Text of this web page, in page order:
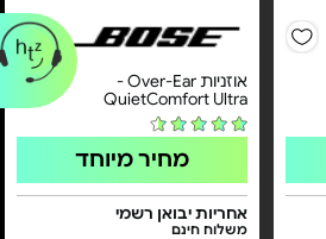
אוזניות Over-Ear‏ -
QuietComfort Ultra
מחיר מיוחד
אחריות יבואן רשמי
משלוח חינם